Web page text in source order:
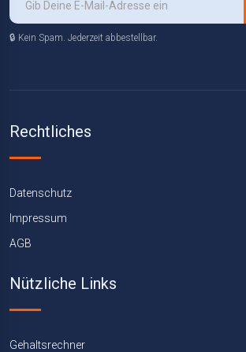
🔒 Kein Spam. Jederzeit abbestellbar.
Rechtliches
Datenschutz
Impressum
AGB
Nützliche Links
Gehaltsrechner